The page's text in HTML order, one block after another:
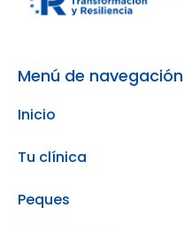
Menú de navegación
Inicio
Tu clínica
Peques